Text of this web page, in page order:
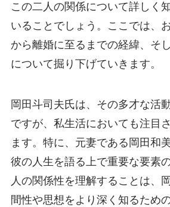
この二人の関係について詳しく
いることでしょう。ここでは、
から離婚に至るまでの経緯、そ
について掘り下げていきます。
岡田斗司夫氏は、その多才な活
ですが、私生活においても注目
ます。特に、元妻である岡田和
彼の人生を語る上で重要な要素
人の関係性を理解することは、
間性や思想をより深く知るため